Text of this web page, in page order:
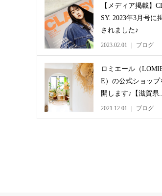
【メディア掲載】
SY. 2023年3月号に
されました♪
2023.02.01 ブログ
ロミエール（
E）の公式ショップ
開します♪【滋賀県...
2021.12.01 ブログ